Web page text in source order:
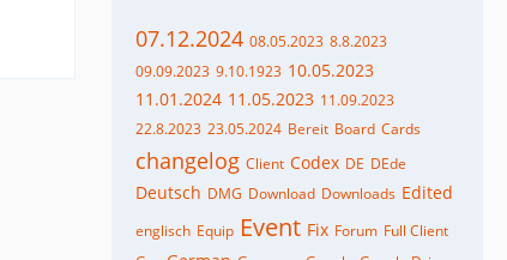
07.12.2024 08.05.2023 8.8.2023
09.09.2023 9.10.1923 10.05.2023
11.01.2024 11.05.2023 11.09.2023
22.8.2023 23.05.2024 Bereit Board Cards
changelog Client Codex DE DEde
Deutsch DMG Download Downloads Edited
englisch Equip Event Fix Forum Full Client